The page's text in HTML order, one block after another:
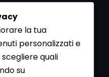
la tua
personalizzati e
quali
su